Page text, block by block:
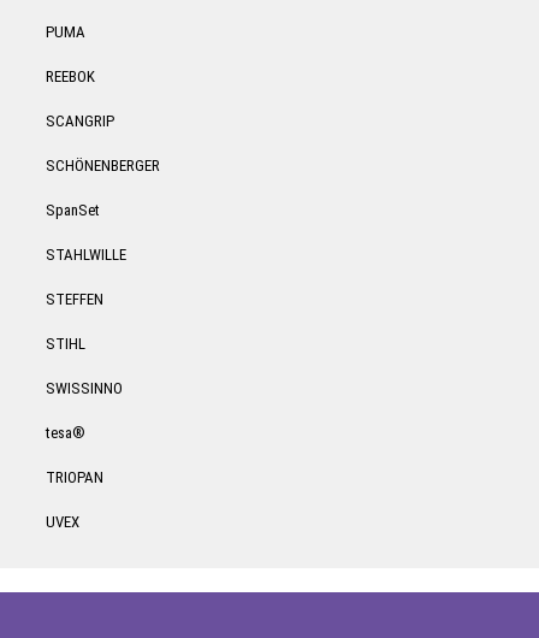
PUMA
REEBOK
SCANGRIP
SCHÖNENBERGER
SpanSet
STAHLWILLE
STEFFEN
STIHL
SWISSINNO
tesa®
TRIOPAN
UVEX